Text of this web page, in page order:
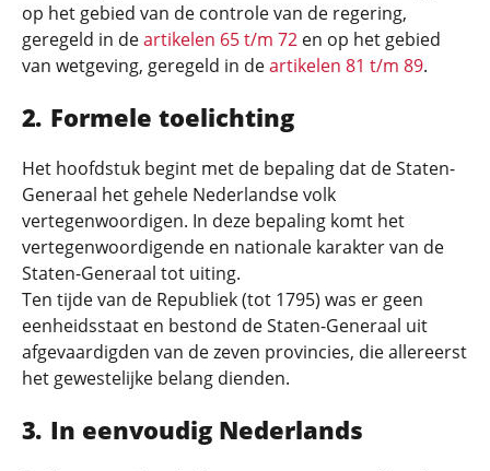
op het gebied van de controle van de regering,
geregeld in deartikelen 65 t/m 72 en op het gebied
van wetgeving, geregeld in deartikelen 81 t/m 89.
Formele toelichting
Het hoofdstuk begint met de bepaling dat de Staten-
Generaal het gehele Nederlandse volk
vertegenwoordigen. In deze bepaling komt het
vertegenwoordigende en nationale karakter van de
Staten-Generaal tot uiting.
Ten tijde van de Republiek (tot 1795) was er geen
eenheidsstaat en bestond de Staten-Generaal uit
afgevaardigden van de zeven provincies, die allereerst
het gewestelijke belang dienden.
In eenvoudig Nederlands